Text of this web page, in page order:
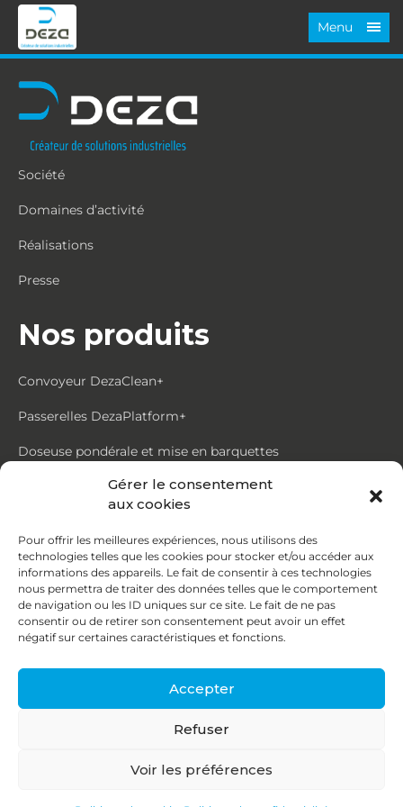
Gérer le consentement
aux cookies
Pour offrir les meilleures expériences, nous utilisons des
technologies telles que les cookies pour stocker et/ou accéder aux
informations des appareils. Le fait de consentir à ces technologies
nous permettra de traiter des données telles que le comportement
de navigation ou les ID uniques sur ce site. Le fait de ne pas
consentir ou de retirer son consentement peut avoir un effet
négatif sur certaines caractéristiques et fonctions.
Accepter
Refuser
Voir les préférences
Menu
Société
Domaines d’activité
Réalisations
Presse
Nos produits
Convoyeur DezaClean+
Passerelles DezaPlatform+
Doseuse pondérale et mise en barquettes
Trémie mouvante DezaMouv+
Contact
87, rue du Ruisseau
38070 St Quentin Fallavier
contact@deza.fr